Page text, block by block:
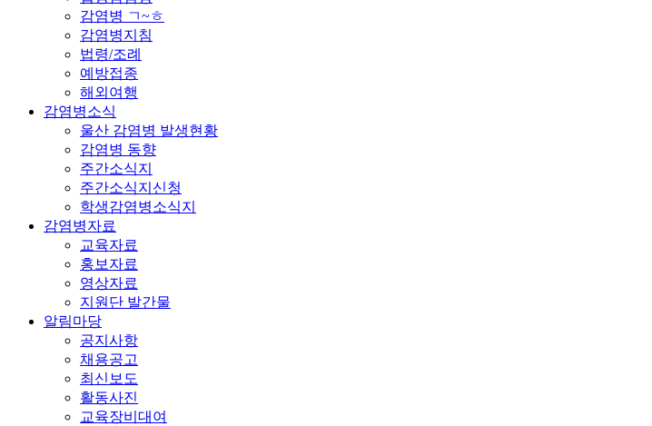
감염병 ㄱ~ㅎ
감염병지침
법령/조례
예방접종
해외여행
감염병소식
울산 감염병 발생현황
감염병 동향
주간소식지
주간소식지신청
학생감염병소식지
감염병자료
교육자료
홍보자료
영상자료
지원단 발간물
알림마당
공지사항
채용공고
최신보도
활동사진
교육장비대여